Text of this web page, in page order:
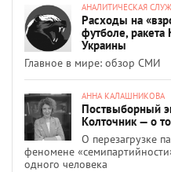
АНАЛИТИЧЕСКАЯ
Расходы на
футболе,
Украины
Главное в мире: обзор СМИ
АННА КАЛАШНИКОВА
Поствыборный
Колточник — о
О перезагрузке
феномене
одного человека